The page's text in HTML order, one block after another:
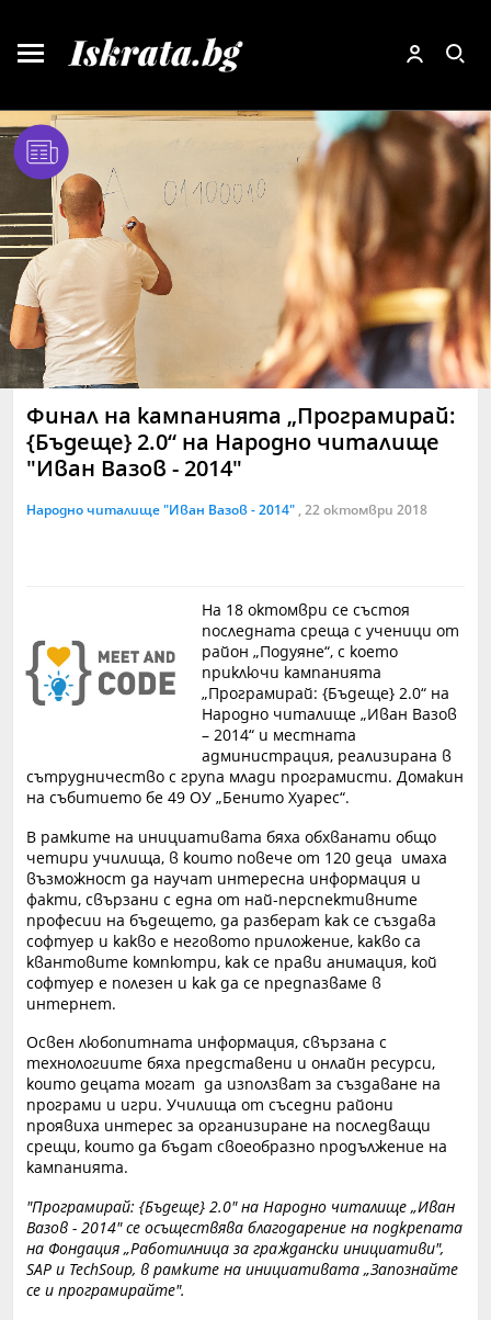
Финал на кампанията „Програмирай:
{Бъдеще} 2.0“ на Народно читалище
"Иван Вазов - 2014"
Народно читалище "Иван Вазов - 2014" , 22 октомври 2018
На 18 октомври се състоя
последната среща с ученици от
район „Подуяне“, с което
приключи кампанията
„Програмирай: {Бъдеще} 2.0“ на
Народно читалище „Иван Вазов
– 2014“ и местната
администрация, реализирана в
сътрудничество с група млади програмисти. Домакин
на събитието бе 49 ОУ „Бенито Хуарес“.
В рамките на инициативата бяха обхванати общо
четири училища, в които повече от 120 деца имаха
възможност да научат интересна информация и
факти, свързани с една от най-перспективните
професии на бъдещето, да разберат как се създава
софтуер и какво е неговото приложение, какво са
квантовите компютри, как се прави анимация, кой
софтуер е полезен и как да се предпазваме в
интернет.
Освен любопитната информация, свързана с
технологиите бяха представени и онлайн ресурси,
които децата могат да използват за създаване на
програми и игри. Училища от съседни райони
проявиха интерес за организиране на последващи
срещи, които да бъдат своеобразно продължение на
кампанията.
"Програмирай: {Бъдеще} 2.0" на Народно читалище „Иван
Вазов - 2014" се осъществява благодарение на подкрепата
на Фондация „Работилница за граждански инициативи",
SAP и TechSoup, в рамките на инициативата „Запознайте
се и програмирайте".